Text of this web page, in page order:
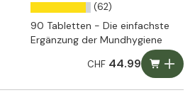
(62)
90 Tabletten - Die einfachste
Ergänzung der Mundhygiene
CHF44.99